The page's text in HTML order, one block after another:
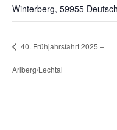
Winterberg, 59955
40. Frühjahrsfahrt 2025 –
Arlberg/Lechtal